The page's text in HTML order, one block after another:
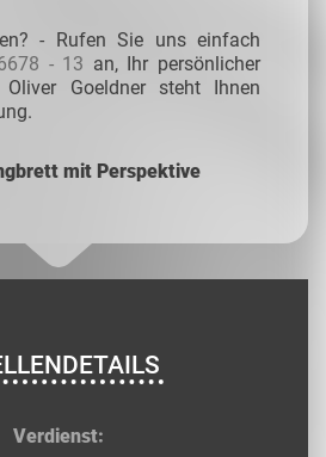
- Rufen Sie uns einfach
- 13 an, Ihr persönlicher
Oliver Goeldner steht Ihnen
mit Perspektive
Verdienst: